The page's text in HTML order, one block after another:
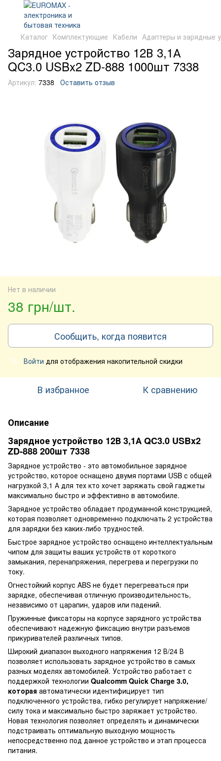
Каталог Комплектующие Кабели Адаптеры и зарядные
Зарядное устройство 12В 3,1А
QC3.0 USBx2 ZD-888 1000шт 7338
Артикул: 7338 Оставить отзыв
Нет в наличии
38 грн/шт.
Сообщить, когда появится
% Войти для отображения накопительной скидки
В избранное К сравнению
Описание
Зарядное устройство 12В 3,1А QC3.0 USBx2
ZD-888 200шт 7338
Зарядное устройство - это автомобильное зарядное
устройство, которое оснащено двумя портами USB с общей
нагрузкой 3,1 А для тех кто хочет заряжать свой гаджеты
максимально быстро и эффективно в автомобиле.
Зарядное устройство обладает продуманной конструкцией,
которая позволяет одновременно подключать 2 устройства
для зарядки без каких-либо трудностей.
Быстрое зарядное устройство оснащено интеллектуальным
чипом для защиты ваших устройств от короткого
замыкания, перенапряжения, перегрева и перегрузки по
току.
Огнестойкий корпус ABS не будет перегреваться при
зарядке, обеспечивая отличную производительность,
независимо от царапин, ударов или падений.
Пружинные фиксаторы на корпусе зарядного устройства
обеспечивают надежную фиксацию внутри разъемов
прикуривателей различных типов.
Широкий диапазон выходного напряжения 12 В/24 В
позволяет использовать зарядное устройство в самых
разных моделях автомобилей. Устройство работает с
поддержкой технологии Qualcomm Quick Charge 3.0,
которая автоматически идентифицирует тип
подключенного устройства, гибко регулирует напряжение/
силу тока и максимально быстро заряжает устройство.
Новая технология позволяет определять и динамически
подстраивать оптимальную выходную мощность
непосредственно под данное устройство и этап процесса
питания.